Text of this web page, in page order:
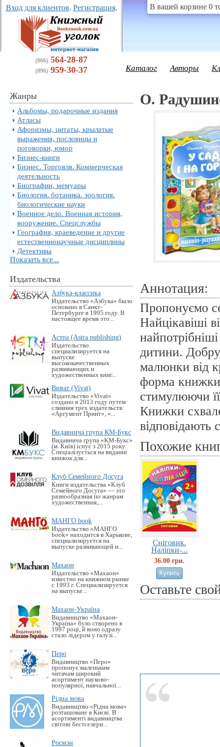
Вход для клиентов. Регистрация.
(066) 564-28-87
(096) 959-30-37
В вашей корзине 0
Каталог Авторы
Жанры
Альбомы, подарочные издания
Атласы
Афоризмы, цитаты, крылатые
выражения, пословицы и
поговорки, юмор
Бизнес-книги
Бизнес. Торговля. Коммерческая
деятельность
Биографии, мемуары
Биология. ботаника. зоология.
биологические науки
Военное дело. Военная история,
вооружение. Спецслужбы
География, краеведение и другие
естественнонаучные дисциплины
Детективы
Показать все...
Издательства
Азбука-классика
Издательство «Азбука» было
основано в Санкт-
Петербурге в 1995 году. В
настоящее время это...
Астра (Astra publishing)
Издательство
специализируется на
выпуске
высококачественных
развивающих и
художественных книг...
Виват (Vivat)
Издательство «Vivat»
создано в 2013 году путем
слияния трех издательств:
«Аргумент Принт», «...
Видавнича група КМ-Букс
Видавнича група «KM-Букс»
(м. Київ) існує з 2015 року.
Спеціалізується на виданні
книжок для...
Клуб Семейного Досуга
Книги издательства «Клуб
Семейного Досуга» — это
разнообразная по жанрам
художественная,...
МАНГО book
Издательство «MАНГО
book» находится в Харькове,
специализируется на
выпуске развивающей и...
Махаон
Издательство «Махаон»
известно на книжном рынке
с 1993 г. Специализируется
на выпуске...
Махаон-Україна
Видавництво «Махаон-
Україна» було створено в
1997 році, й воно одразу
стало лідером у галузі...
Перо
Видавництво «Перо»
пропонує маленьким
читачам широкий
асортимент науково-
популярної, навчальної...
Рідна мова
Видавництво «Рідна мова»
розташоване в Києві. В
асортименті видавництва
світові бестселери...
Росмэн
О.
Аннотация:
Пропонуємо
Найцікавіші
дитини.
малюнки від
форма книжки
стимулюючи
Книжки
відповідають
Похожие
Сніговик.
Наліпки-...
36.00 грн.
Оставьте